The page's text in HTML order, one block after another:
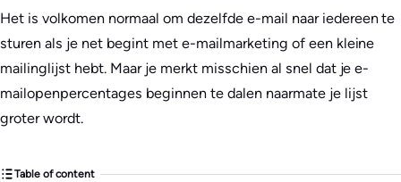
Het is volkomen normaal om dezelfde e-mail naar iedereen te
sturen als je net begint met e-mailmarketing of een kleine
mailinglijst hebt. Maar je merkt misschien al snel dat je e-
mailopenpercentages beginnen te dalen naarmate je lijst
groter wordt.
Table of content